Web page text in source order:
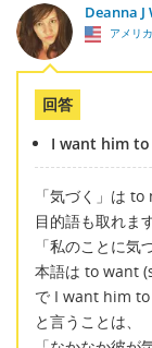
Deanna J
アメリ
回答
I want him
「気づく」は to
目的語も取れま
「私のことに
本語は to want
で I want him
と言うことは、